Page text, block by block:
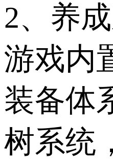
2、养
游戏内
装备体
树系统